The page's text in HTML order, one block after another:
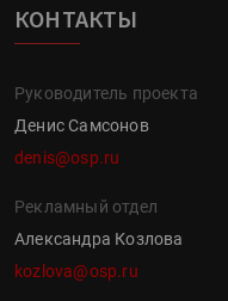
КОНТАКТЫ
Руководитель проекта
Денис Самсонов
denis@osp.ru
Рекламный отдел
Александра Козлова
kozlova@osp.ru